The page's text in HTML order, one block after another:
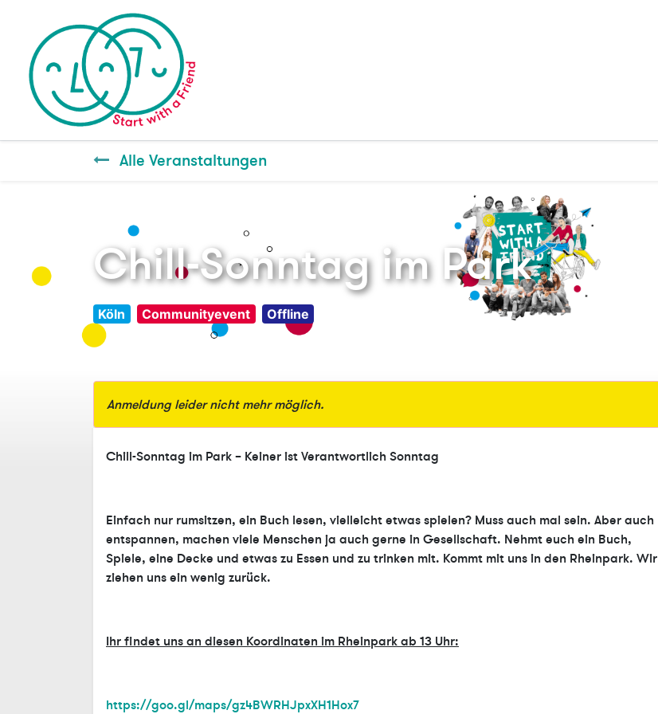
Alle Veranstaltungen
Chill-Sonntag im Park
Köln Communityevent Offline
Anmeldung leider nicht mehr möglich.
Chill-Sonntag im Park – Keiner ist Verantwortlich Sonntag
Einfach nur rumsitzen, ein Buch lesen, vielleicht etwas spielen? Muss auch mal sein. Aber auch
entspannen, machen viele Menschen ja auch gerne in Gesellschaft. Nehmt euch ein Buch,
Spiele, eine Decke und etwas zu Essen und zu trinken mit. Kommt mit uns in den Rheinpark. Wir
ziehen uns ein wenig zurück.
Ihr findet uns an diesen Koordinaten im Rheinpark ab 13 Uhr:
https://goo.gl/maps/gz4BWRHJpxXH1Hox7